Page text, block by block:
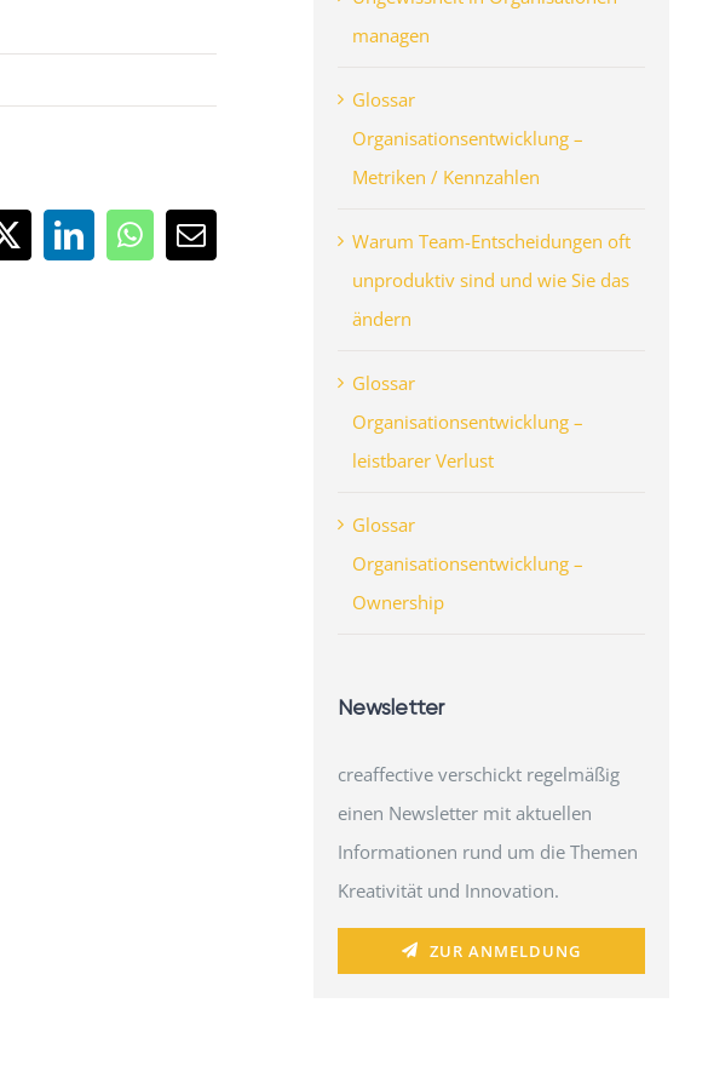
X LinkedInWhatsApp
E-
managen
Glossar
Organisationsentwicklung –
Metriken / Kennzahlen
Warum Team-Entscheidungen oft
unproduktiv sind und wie Sie das
ändern
Glossar
Organisationsentwicklung –
leistbarer Verlust
Glossar
Organisationsentwicklung –
Ownership
Newsletter
creaffective verschickt regelmäßig
einen Newsletter mit aktuellen
Informationen rund um die Themen
Kreativität und Innovation.
ZUR ANMELDUNG